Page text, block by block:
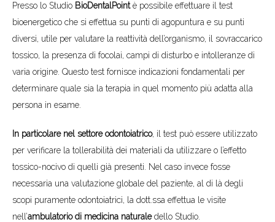
Presso lo Studio BioDentalPointè possibile effettuare il test
bioenergetico che si effettua su punti di agopuntura e su punti
diversi, utile per valutare la reattività dell’organismo, il sovraccarico
tossico, la presenza di focolai, campi di disturbo e intolleranze di
varia origine. Questo test fornisce indicazioni fondamentali per
determinare quale sia la terapia in quel momento più adatta alla
persona in esame.
In particolare nel settore odontoiatrico, il test può essere utilizzato
per verificare la tollerabilità dei materiali da utilizzare o l’effetto
tossico-nocivo di quelli già presenti. Nel caso invece fosse
necessaria una valutazione globale del paziente, al di là degli
scopi puramente odontoiatrici, la dott.ssa effettua le visite
nell’ambulatorio di medicina naturaledello Studio.